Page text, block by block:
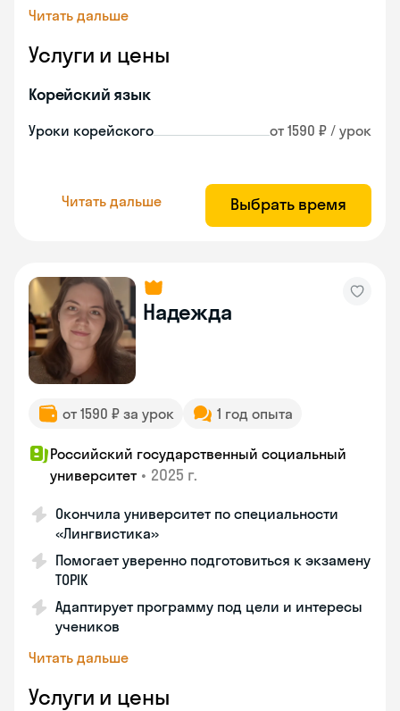
Читать дальше
Услуги и цены
Корейский язык
Уроки корейского от 1590 ₽ / урок
Читать дальше Выбрать время
Надежда
от 1590 ₽ за урок 1 год опыта
Российский государственный социальный
университет • 2025 г.
Окончила университет по специальности
«Лингвистика»
Помогает уверенно подготовиться к экзамену
TOPIK
Адаптирует программу под цели и интересы
учеников
Читать дальше
Услуги и цены